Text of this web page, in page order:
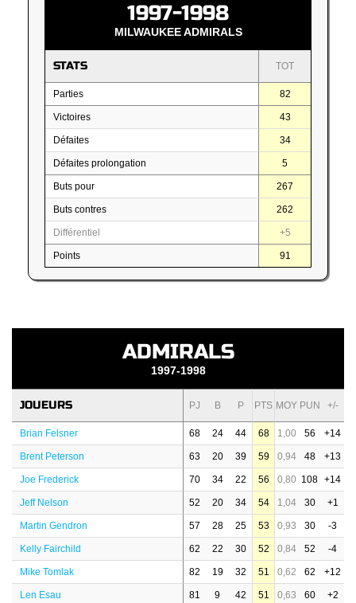
1997-1998
MILWAUKEE ADMIRALS
STATS TOT
Parties 82
Victoires 43
Défaites 34
Défaites prolongation 5
Buts pour 267
Buts contres 262
Différentiel +5
Points 91
ADMIRALS
1997-1998
JOUEURS PJ B P PTS MOY PUN +/-
Brian Felsner 68 24 44 68 1,00 56 +14
Brent Peterson 63 20 39 59 0,94 48 +13
Joe Frederick 70 34 22 56 0,80 108 +14
Jeff Nelson 52 20 34 54 1,04 30 +1
Martin Gendron 57 28 25 53 0,93 30 -3
Kelly Fairchild 62 22 30 52 0,84 52 -4
Mike Tomlak 82 19 32 51 0,62 62 +12
Len Esau 81 9 42 51 0,63 60 +2